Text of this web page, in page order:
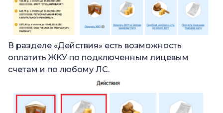
В разделе «Действия» есть возможность
оплатить ЖКУ по подключенным лицевым
счетам и по любому ЛС.